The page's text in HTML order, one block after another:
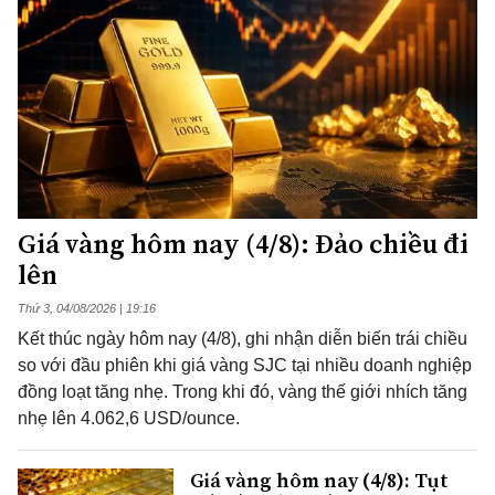
Giá vàng hôm nay (4/8): Đảo chiều đi
lên
Thứ 3, 04/08/2026 | 19:16
Kết thúc ngày hôm nay (4/8), ghi nhận diễn biến trái chiều
so với đầu phiên khi giá vàng SJC tại nhiều doanh nghiệp
đồng loạt tăng nhẹ. Trong khi đó, vàng thế giới nhích tăng
nhẹ lên 4.062,6 USD/ounce.
Giá vàng hôm nay (4/8): Tụt